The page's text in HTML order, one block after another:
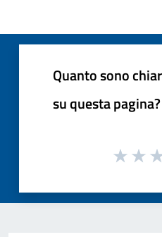
Quanto sono
su questa pagina?